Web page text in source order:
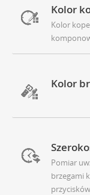
Kolor
Kolor
Kolor
Pomiar
brzegami